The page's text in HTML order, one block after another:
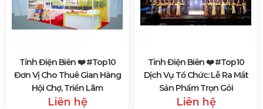
Tỉnh Điện Biên ❤️️ #top10
Đơn Vị Cho Thuê Gian Hàng
Hội Chợ, Triển Lãm
Liên hệ
Tỉnh Điện Biên ❤️️ #top10
Dịch Vụ Tổ Chức: Lễ Ra Mắt
Sản Phẩm Trọn Gói
Liên hệ